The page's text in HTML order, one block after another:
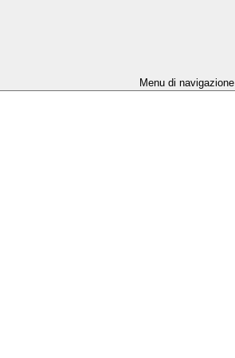
Menu di navigazione